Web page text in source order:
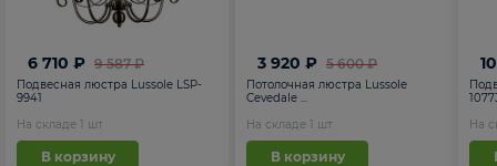
9 587 ₽
6 710 ₽
Подвесная люстра Lussole LSP-
9941
На складе 1 шт
В корзину
5 600 ₽
3 920 ₽
Потолочная люстра Lussole
Cevedale ...
На складе 1 шт
В корзину
На